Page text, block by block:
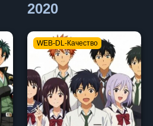
2020
WEB-DL-Качество